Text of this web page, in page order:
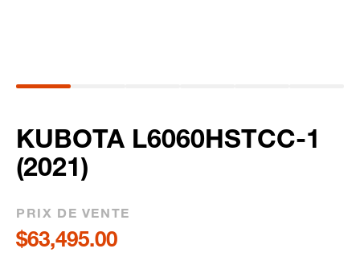
KUBOTA L6060HSTCC-1
(2021)
PRIX DE VENTE
$63,495.00